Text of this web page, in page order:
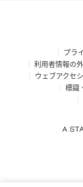
プラ
利用者情報の
ウェブアクセ
標識